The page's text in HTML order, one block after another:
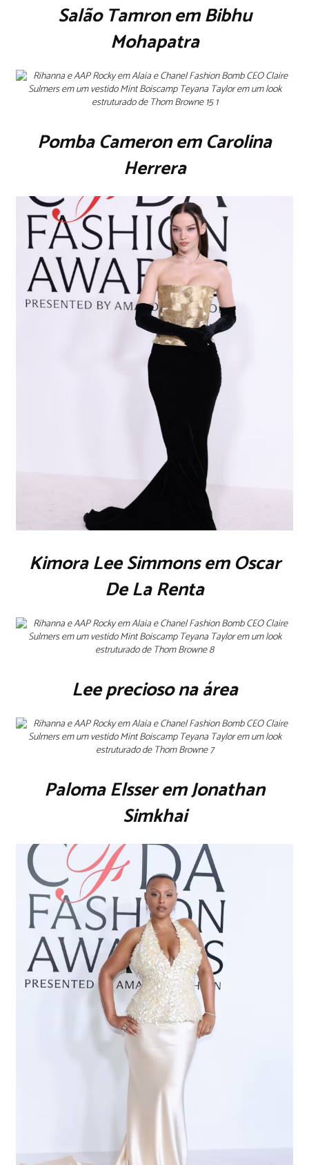
Salão Tamron em Bibhu
Mohapatra
Pomba Cameron em Carolina
Herrera
Kimora Lee Simmons em Oscar
De La Renta
Lee precioso na área
Paloma Elsser em Jonathan
Simkhai